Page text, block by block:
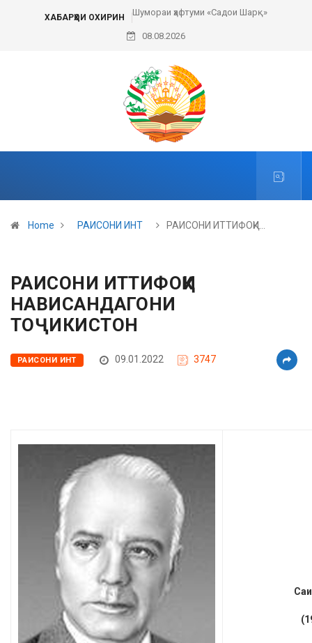
ХАБАРҲОИ ОХИРИН Шумораи ҳафтуми «Садои Шарқ»
08.08.2026
Home РАИСОНИ ИНТ РАИСОНИ ИТТИФОҚИ…
РАИСОНИ ИТТИФОҚИ
НАВИСАНДАГОНИ
ТОҶИКИСТОН
РАИСОНИ ИНТ 09.01.2022 3747